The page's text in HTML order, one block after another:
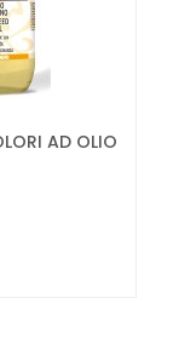
AD OLIO